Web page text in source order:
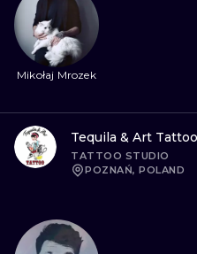
Mikołaj Mrozek
Tequila & Art Tattoo
TATTOO STUDIO
POZNAŃ, POLAND